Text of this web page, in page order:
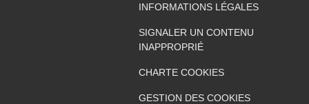
INFORMATIONS LÉGALES
SIGNALER UN CONTENU
INAPPROPRIÉ
CHARTE COOKIES
GESTION DES COOKIES